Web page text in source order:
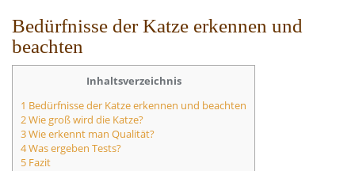
Bedürfnisse der Katze erkennen und
beachten
Inhaltsverzeichnis
1 Bedürfnisse der Katze erkennen und beachten
2 Wie groß wird die Katze?
3 Wie erkennt man Qualität?
4 Was ergeben Tests?
5 Fazit